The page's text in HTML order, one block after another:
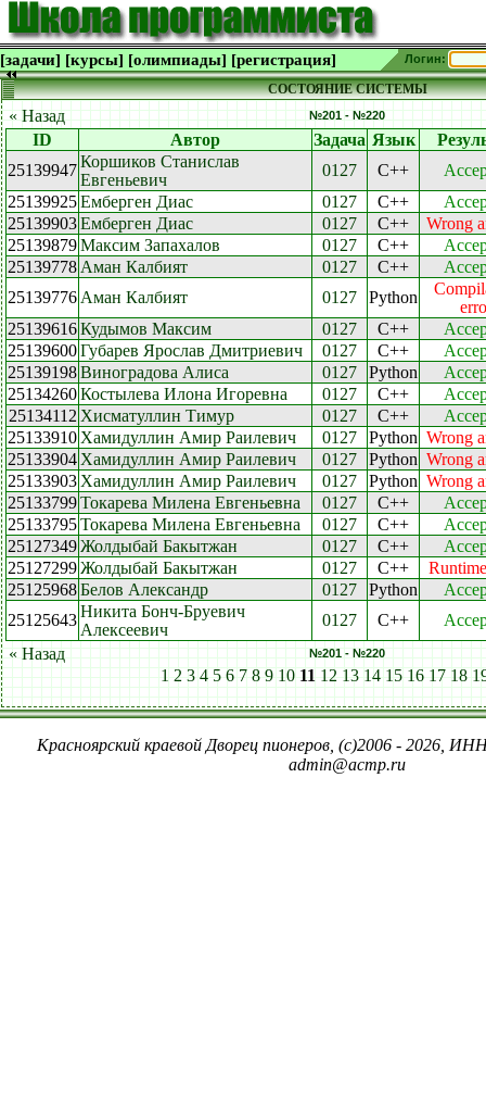
[задачи] [курсы] [олимпиады] [регистрация] Логин:
СОСТОЯНИЕ СИСТЕМЫ
« Назад №201 - №220
ID Автор Задача Язык
25139947Коршиков Станислав
Евгеньевич
0127 C++
25139925Емберген Диас 0127 C++
25139903Емберген Диас 0127 C++
Wrong
25139879Максим Запахалов 0127 C++
25139778 Аман Калбият 0127 C++
25139776 Аман Калбият 0127 Python
25139616Кудымов Максим 0127 C++
25139600Губарев Ярослав Дмитриевич 0127 C++
25139198Виноградова Алиса 0127 Python
25134260Костылева Илона Игоревна 0127 C++
25134112 Хисматуллин Тимур 0127 C++
25133910 Хамидуллин Амир Раилевич 0127 Python Wrong
25133904 Хамидуллин Амир Раилевич 0127 Python Wrong
25133903 Хамидуллин Амир Раилевич 0127 Python Wrong
25133799Токарева Милена Евгеньевна 0127 C++
25133795Токарева Милена Евгеньевна 0127 C++
25127349Жолдыбай Бакытжан 0127 C++
25127299Жолдыбай Бакытжан 0127 C++
25125968Белов Александр 0127 Python
25125643Никита Бонч-Бруевич
Алексеевич
0127 C++
« Назад
№201 - №220
1 2 3 4 5 6 7 8 9 10 11 12 13 14 15 16 17 18
Красноярский краевой Дворец пионеров, (c)2006 - 2026,
admin@acmp.ru